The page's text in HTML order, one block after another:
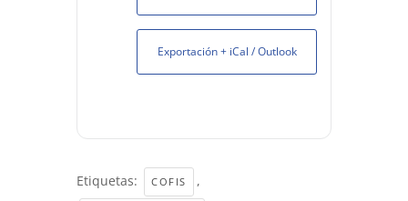
Exportación + iCal / Outlook
Etiquetas: COFIS ,